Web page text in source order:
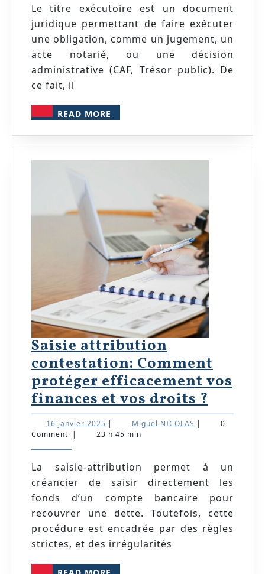
savoir
pour
protéger
vos
droits
finances
Le titre exécutoire est un document
juridique permettant de faire exécuter
une obligation, comme un jugement, un
acte notarié, ou une décision
administrative (CAF, Trésor public). De
ce fait, il
READ MORE
MORE
Saisie attribution
contestation: Comment
protéger efficacement vos
finances et vos droits ?Saisie
vos
et
16 janvier 2025 16
janvier
| Miguel NICOLAS Miguel
|
0
Comment | 23 h 45 min
La saisie-attribution permet à un
créancier de saisir directement les
fonds d’un compte bancaire pour
recouvrer une dette. Toutefois, cette
procédure est encadrée par des règles
strictes, et des irrégularités